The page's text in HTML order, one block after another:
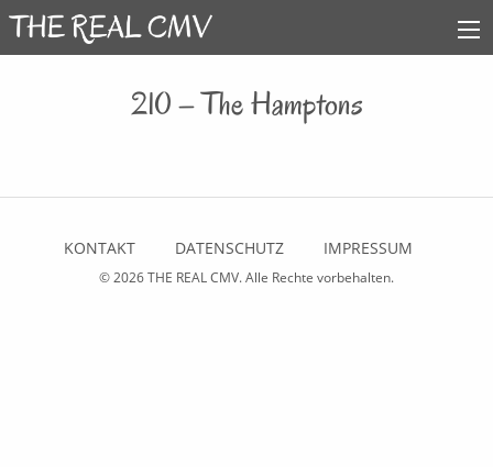
210 – The Hamptons
KONTAKT DATENSCHUTZ IMPRESSUM
© 2026THE REAL CMV. Alle Rechte vorbehalten.